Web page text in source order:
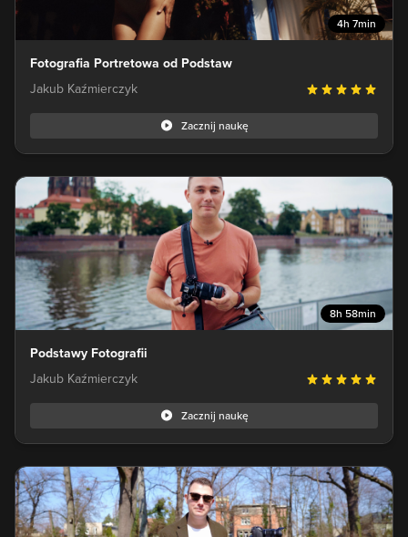
4h 7min
Fotografia Portretowa od Podstaw
Jakub Kaźmierczyk
Zacznij naukę
8h 58min
Podstawy Fotografii
Jakub Kaźmierczyk
Zacznij naukę